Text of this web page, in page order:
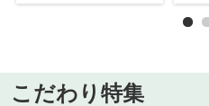
こだわり特集